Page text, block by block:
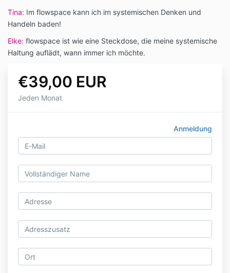
Tina: Im flowspace kann ich im systemischen Denken und
Handeln baden!
Elke: flowspace ist wie eine Steckdose, die meine systemische
Haltung auflädt, wann immer ich möchte.
€39,00 EUR
Jeden Monat
Anmeldung